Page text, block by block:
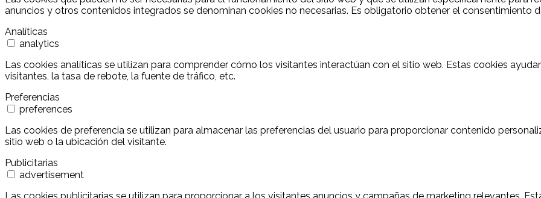
anuncios y otros contenidos integrados se denominan cookies no necesarias. Es obligatorio obtener el consentimiento
Analíticas
analytics
Las cookies analíticas se utilizan para comprender cómo los visitantes interactúan con el sitio web. Estas cookies
visitantes, la tasa de rebote, la fuente de tráfico, etc.
Preferencias
preferences
Las cookies de preferencia se utilizan para almacenar las preferencias del usuario para proporcionar contenido
sitio web o la ubicación del visitante.
Publicitarias
advertisement
Las cookies publicitarias se utilizan para proporcionar a los visitantes anuncios y campañas de marketing relevantes.